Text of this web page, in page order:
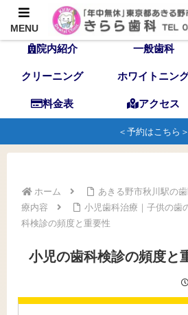
TOP 歯科医師
院内紹介 一般歯科
クリーニング ホワイトニン
料金表 アクセス
＜予約はこちら＞
ホーム あきる野市秋川駅の
療内容
小児歯科治療｜子供の歯
科検診の頻度と重要性
小児の歯科検診の頻度と
MENU